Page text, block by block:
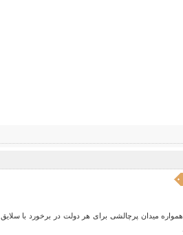
همواره میدان پرچالشی برای هر دولت در برخورد با سلایق